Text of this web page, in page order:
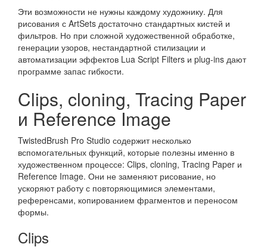
Эти возможности не нужны каждому художнику. Для
рисования с ArtSets достаточно стандартных кистей и
фильтров. Но при сложной художественной обработке,
генерации узоров, нестандартной стилизации и
автоматизации эффектов Lua Script Filters и plug-ins дают
программе запас гибкости.
Clips, cloning, Tracing Paper
и Reference Image
TwistedBrush Pro Studio содержит несколько
вспомогательных функций, которые полезны именно в
художественном процессе: Clips, cloning, Tracing Paper и
Reference Image. Они не заменяют рисование, но
ускоряют работу с повторяющимися элементами,
референсами, копированием фрагментов и переносом
формы.
Clips